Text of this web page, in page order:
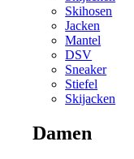
Skihosen
Jacken
Mantel
DSV
Sneaker
Stiefel
Skijacken
Damen